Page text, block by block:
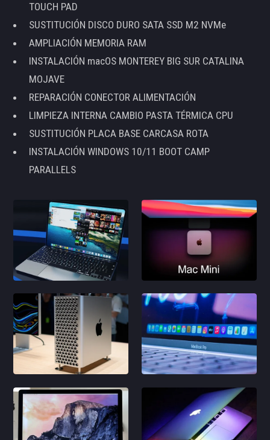
TOUCH PAD
SUSTITUCIÓN DISCO DURO SATA SSD M2 NVMe
AMPLIACIÓN MEMORIA RAM
INSTALACIÓN macOS MONTEREY BIG SUR CATALINA
MOJAVE
REPARACIÓN CONECTOR ALIMENTACIÓN
LIMPIEZA INTERNA CAMBIO PASTA TÉRMICA CPU
SUSTITUCIÓN PLACA BASE CARCASA ROTA
INSTALACIÓN WINDOWS 10/11 BOOT CAMP
PARALLELS